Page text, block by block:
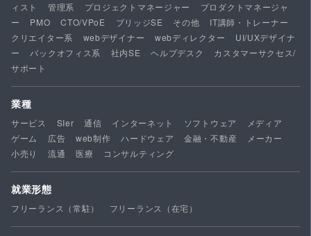
ィスト
管理系 プロジェクトマネージャー
プロダクトマネージャ
ー
PMO CTO/VPoE ブリッジSE その他
IT講師・トレーナー
クリエイター系
webデザイナー webディレクター
UI/UXデザイナ
ー
バックオフィス系 社内SE ヘルプデスク
カスタマーサクセス/
サポート
業種
サービス SIer 通信 インターネット ソフトウェア
メディア
ゲーム
広告 web制作 ハードウェア 金融・不動産
メーカー
小売り
流通 医療 コンサルティング
就業形態
フリーランス（常駐） フリーランス（在宅）